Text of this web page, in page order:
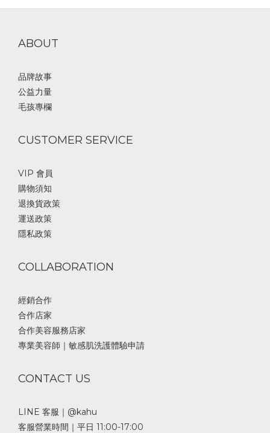
ABOUT
品牌故事
公益力量
毛孩專欄
CUSTOMER SERVICE
VIP 會員
購物須知
退換貨政策
運送政策
隱私政策
COLLABORATION
經銷合作
合作店家
合作美容服務店家
專業美容師｜敏感肌洗護體驗申請
CONTACT US
LINE 客服｜@kahu
客服營業時間｜平日 11:00-17:00